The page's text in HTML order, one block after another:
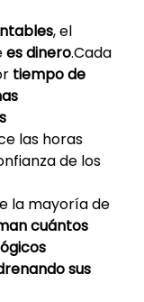
, el
es dinero.Cada
tiempo de
las horas
de los
la mayoría de
cuántos
sus